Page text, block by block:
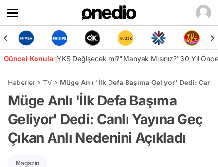
Güncel KonularYKS Değişecek mi?"Manyak Mısınız?"30 Yıl
Haberler TV Müge Anlı 'İlk Defa Başıma Geliyor' Dedi: Canlı
Müge Anlı 'İlk Defa Başıma
Geliyor' Dedi: Canlı Yayına Geç
Çıkan Anlı Nedenini Açıkladı
Magazin